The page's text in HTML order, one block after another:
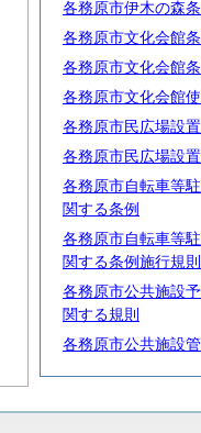
各務原市伊木の森
各務原市文化会館
各務原市文化会館
各務原市文化会館
各務原市民広場設
各務原市民広場設
各務原市自転車等
関する条例
各務原市自転車等
関する条例施行規則
各務原市公共施設
関する規則
各務原市公共施設